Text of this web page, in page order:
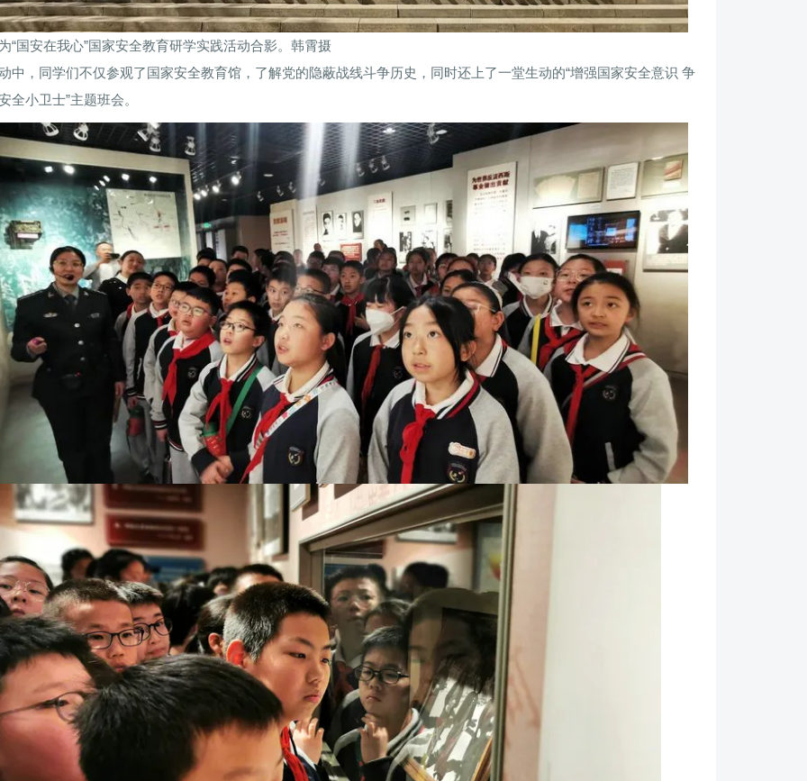
“国安在我心”国家安全教育研学实践活动合影。韩霄摄
中，同学们不仅参观了国家安全教育馆，了解党的隐蔽战线斗争历史，同时还上了一堂生动的“增强国家安全意识 争
全小卫士”主题班会。